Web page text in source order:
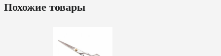
Похожие товары